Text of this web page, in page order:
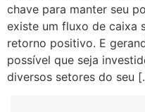
chave para manter seu
existe um fluxo de caixa
retorno positivo. E
possível que seja
diversos setores do seu